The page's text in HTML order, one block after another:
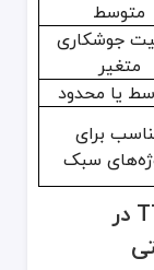
متوسط
جوشکاری
متغیر
یا محدود
برای
سبک
نقش فلنج TTF و فلنج جوشی TTF در